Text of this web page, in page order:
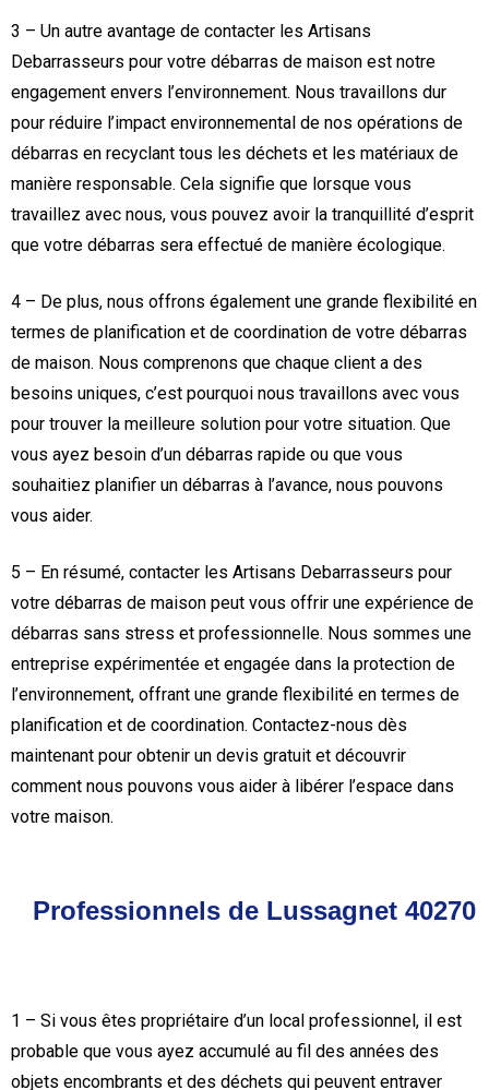
3 – Un autre avantage de contacter les Artisans
Debarrasseurs pour votre débarras de maison est notre
engagement envers l’environnement. Nous travaillons dur
pour réduire l’impact environnemental de nos opérations de
débarras en recyclant tous les déchets et les matériaux de
manière responsable. Cela signifie que lorsque vous
travaillez avec nous, vous pouvez avoir la tranquillité d’esprit
que votre débarras sera effectué de manière écologique.
4 – De plus, nous offrons également une grande flexibilité en
termes de planification et de coordination de votre débarras
de maison. Nous comprenons que chaque client a des
besoins uniques, c’est pourquoi nous travaillons avec vous
pour trouver la meilleure solution pour votre situation. Que
vous ayez besoin d’un débarras rapide ou que vous
souhaitiez planifier un débarras à l’avance, nous pouvons
vous aider.
5 – En résumé, contacter les Artisans Debarrasseurs pour
votre débarras de maison peut vous offrir une expérience de
débarras sans stress et professionnelle. Nous sommes une
entreprise expérimentée et engagée dans la protection de
l’environnement, offrant une grande flexibilité en termes de
planification et de coordination. Contactez-nous dès
maintenant pour obtenir un devis gratuit et découvrir
comment nous pouvons vous aider à libérer l’espace dans
votre maison.
Professionnels de Lussagnet 40270
1 – Si vous êtes propriétaire d’un local professionnel, il est
probable que vous ayez accumulé au fil des années des
objets encombrants et des déchets qui peuvent entraver